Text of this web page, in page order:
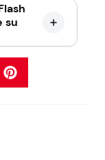
su